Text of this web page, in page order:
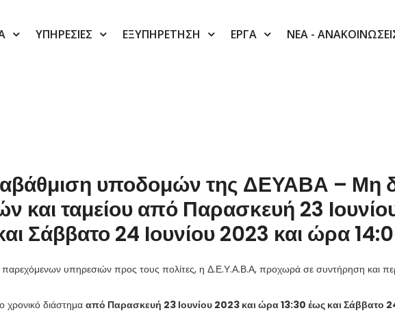
ΥΠΗΡΕΣΙΕΣ ΕΞΥΠΗΡΕΤΗΣΗ ΕΡΓΑ ΝΕΑ -
υποδομών της ΔΕΥΑΒΑ – Μη
και ταμείου από Παρασκευή 23
Σάββατο 24 Ιουνίου 2023 και ώρα
παρεχόμενων υπηρεσιών προς τους πολίτες, η Δ.Ε.Υ.Α.Β.Α, προχωρά σε συντήρηση και
χρονικό διάστημα από Παρασκευή 23 Ιουνίου 2023 και ώρα 13:30 έως και Σάββατο